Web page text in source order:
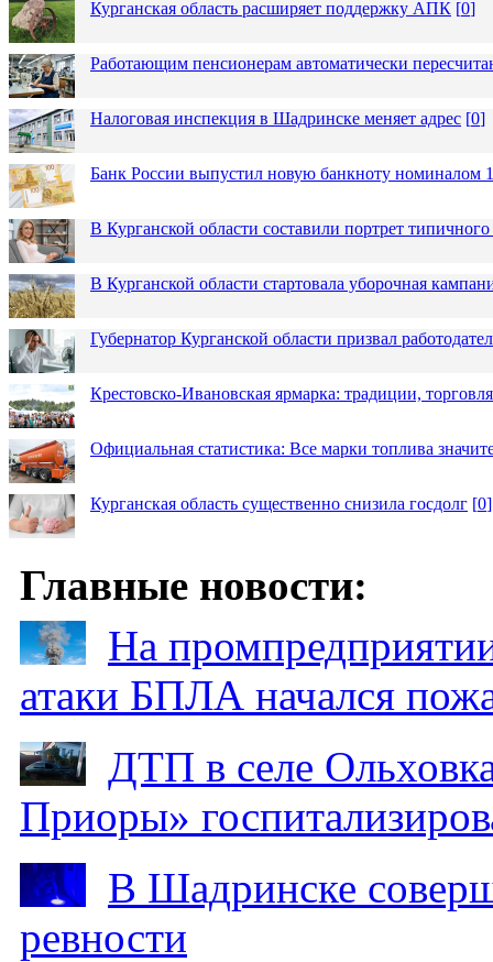
Курганская область расширяет поддержку АПК [0]
Работающим пенсионерам автоматически
Налоговая инспекция в Шадринске меняет адрес [0]
Банк России выпустил новую банкноту номиналом
В Курганской области составили портрет
В Курганской области стартовала уборочная
Губернатор Курганской области призвал
Крестовско-Ивановская ярмарка: традиции,
Официальная статистика: Все марки топлива
Курганская область существенно снизила госдолг [0]
Главные новости:
На
атаки БПЛА начался
ДТП в селе
Приоры»
В Шадринске
ревности